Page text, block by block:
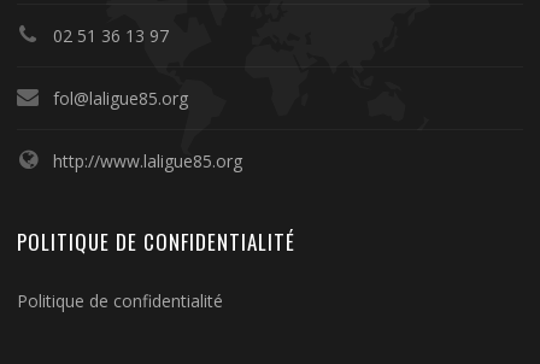
02 51 36 13 97
fol@laligue85.org
http://www.laligue85.org
POLITIQUE DE CONFIDENTIALITÉ
Politique de confidentialité